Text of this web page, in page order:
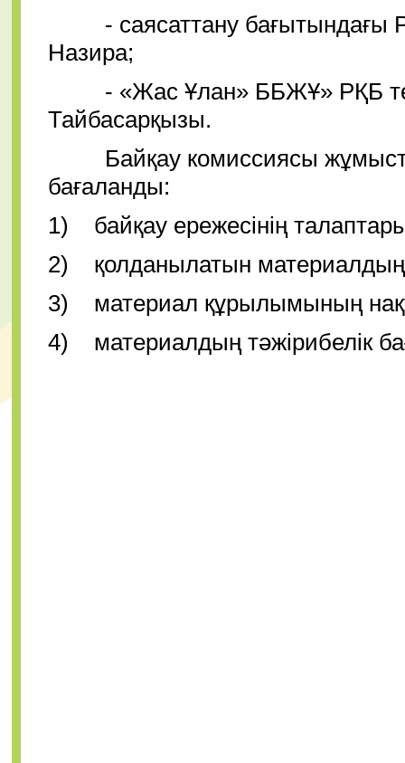
- саясаттану бағытындағы
Назира;
- «Жас Ұлан» ББЖҰ» РҚБ
Тайбасарқызы.
Байқау комиссиясы
бағаланды:
1) байқау ережесінің
2) қолданылатын материалдың
3) материал құрылымының
4) материалдың тәжірибелік